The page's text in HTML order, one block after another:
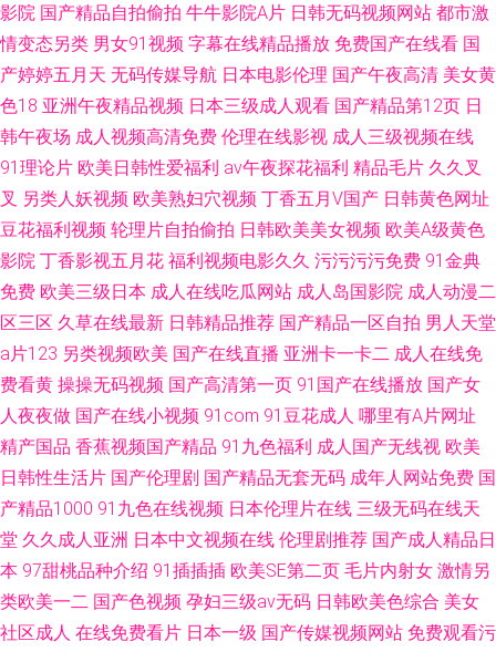
影院 国产精品自拍偷拍 牛牛影院A片 日韩无码视频网站 都市激
情变态另类 男女91视频 字幕在线精品播放 免费国产在线看 国
产婷婷五月天 无码传媒导航 日本电影伦理 国产午夜高清 美女黄
色18 亚洲午夜精品视频 日本三级成人观看 国产精品第12页 日
韩午夜场 成人视频高清免费 伦理在线影视 成人三级视频在线
91理论片 欧美日韩性爱福利 av午夜探花福利 精品毛片 久久叉
叉 另类人妖视频 欧美熟妇穴视频 丁香五月V国产 日韩黄色网址
豆花福利视频 轮理片自拍偷拍 日韩欧美美女视频 欧美A级黄色
影院 丁香影视五月花 福利视频电影久久 污污污污免费 91金典
免费 欧美三级日本 成人在线吃瓜网站 成人岛国影院 成人动漫二
区三区 久草在线最新 日韩精品推荐 国产精品一区自拍 男人天堂
a片123 另类视频欧美 国产在线直播 亚洲卡一卡二 成人在线免
费看黄 操操无码视频 国产高清第一页 91国产在线播放 国产女
人夜夜做 国产在线小视频 91com 91豆花成人 哪里有A片网址
精产国品 香蕉视频国产精品 91九色福利 成人国产无线视 欧美
日韩性生活片 国产伦理剧 国产精品无套无码 成年人网站免费 国
产精品1000 91九色在线视频 日本伦理片在线 三级无码在线天
堂 久久成人亚洲 日本中文视频在线 伦理剧推荐 国产成人精品日
本 97甜桃品种介绍 91插插插 欧美SE第二页 毛片内射女 激情另
类欧美一二 国产色视频 孕妇三级av无码 日韩欧美色综合 美女
社区成人 在线免费看片 日本一级 国产传媒视频网站 免费观看污